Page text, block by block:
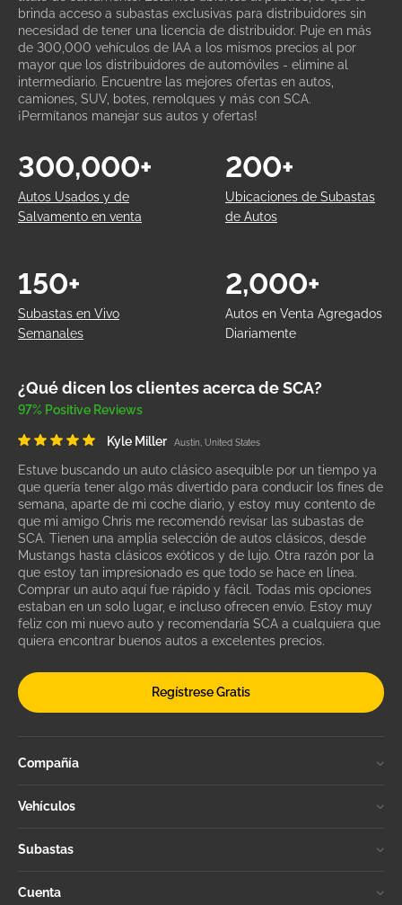
brinda acceso a subastas exclusivas para distribuidores sin
necesidad de tener una licencia de distribuidor. Puje en más
de 300,000 vehículos de IAA a los mismos precios al por
mayor que los distribuidores de automóviles - elimine al
intermediario. Encuentre las mejores ofertas en autos,
camiones, SUV, botes, remolques y más con SCA.
¡Permítanos manejar sus autos y ofertas!
Autos Usados y de
Salvamento en venta
300,000+
Ubicaciones de Subastas
de Autos
200+
Subastas en Vivo
Semanales
150+
Autos en Venta Agregados
Diariamente
2,000+
¿Qué dicen los clientes acerca de SCA?
97% Positive Reviews
Kyle Miller Austin, United States
Estuve buscando un auto clásico asequible por un tiempo ya
que quería tener algo más divertido para conducir los fines de
semana, aparte de mi coche diario, y estoy muy contento de
que mi amigo Chris me recomendó revisar las subastas de
SCA. Tienen una amplia selección de autos clásicos, desde
Mustangs hasta clásicos exóticos y de lujo. Otra razón por la
que estoy tan impresionado es que todo se hace en línea.
Comprar un auto aquí fue rápido y fácil. Todas mis opciones
estaban en un solo lugar, e incluso ofrecen envío. Estoy muy
feliz con mi nuevo auto y recomendaría SCA a cualquiera que
quiera encontrar buenos autos a excelentes precios.
Regístrese Gratis
Compañía
Vehículos
Subastas
Cuenta